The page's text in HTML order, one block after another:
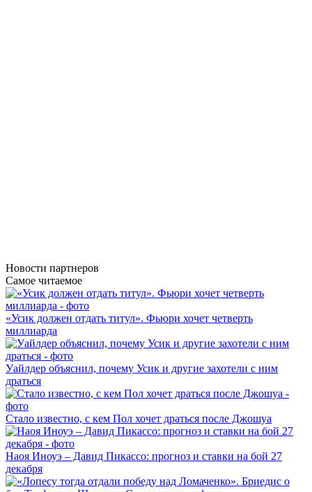
Новости партнеров
Самое читаемое
«Усик должен отдать титул». Фьюри хочет четверть
миллиарда
Уайлдер объяснил, почему Усик и другие захотели с ним
драться
Стало известно, с кем Пол хочет драться после Джошуа
Наоя Иноуэ – Давид Пикассо: прогноз и ставки на бой 27
декабря